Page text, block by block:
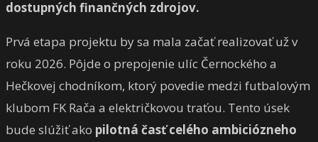
dostupných finančných zdrojov.
Prvá etapa projektu by sa mala začať realizovať už v
roku 2026. Pôjde o prepojenie ulíc Černockého a
Hečkovej chodníkom, ktorý povedie medzi futbalovým
klubom FK Rača a električkovou traťou. Tento úsek
bude slúžiť ako pilotná časť celého ambiciózneho